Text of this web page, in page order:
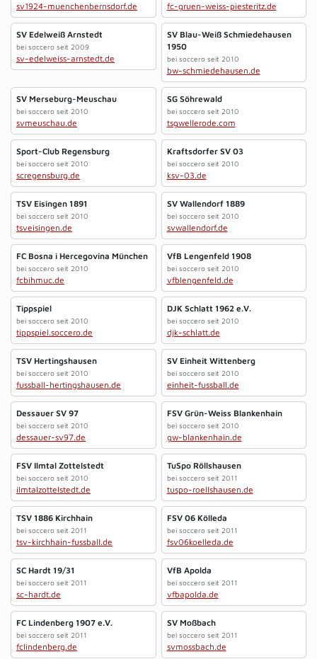
sv1924-muenchenbernsdorf.de fc-gruen-weiss-piesteritz.de
SV Edelweiß Arnstedt
bei soccero seit 2009
sv-edelweiss-arnstedt.de
SV Blau-Weiß Schmiedehausen
1950
bei soccero seit 2010
bw-schmiedehausen.de
SV Merseburg-Meuschau
bei soccero seit 2010
svmeuschau.de
SG Söhrewald
bei soccero seit 2010
tsgwellerode.com
Sport-Club Regensburg
bei soccero seit 2010
scregensburg.de
Kraftsdorfer SV 03
bei soccero seit 2010
ksv-03.de
TSV Eisingen 1891
bei soccero seit 2010
tsveisingen.de
SV Wallendorf 1889
bei soccero seit 2010
svwallendorf.de
FC Bosna i Hercegovina München
bei soccero seit 2010
fcbihmuc.de
VfB Lengenfeld 1908
bei soccero seit 2010
vfblengenfeld.de
Tippspiel
bei soccero seit 2010
tippspiel.soccero.de
DJK Schlatt 1962 e.V.
bei soccero seit 2010
djk-schlatt.de
TSV Hertingshausen
bei soccero seit 2010
fussball-hertingshausen.de
SV Einheit Wittenberg
bei soccero seit 2010
einheit-fussball.de
Dessauer SV 97
bei soccero seit 2010
dessauer-sv97.de
FSV Grün-Weiss Blankenhain
bei soccero seit 2010
gw-blankenhain.de
FSV Ilmtal Zottelstedt
bei soccero seit 2010
ilmtalzottelstedt.de
TuSpo Röllshausen
bei soccero seit 2011
tuspo-roellshausen.de
TSV 1886 Kirchhain
bei soccero seit 2011
tsv-kirchhain-fussball.de
FSV 06 Kölleda
bei soccero seit 2011
fsv06koelleda.de
SC Hardt 19/31
bei soccero seit 2011
sc-hardt.de
VfB Apolda
bei soccero seit 2011
vfbapolda.de
FC Lindenberg 1907 e.V.
bei soccero seit 2011
fclindenberg.de
SV Moßbach
bei soccero seit 2011
svmossbach.de